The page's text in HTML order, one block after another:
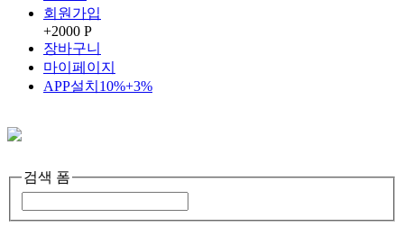
회원가입
+2000 P
장바구니
마이페이지
APP설치 10%+3%
검색 폼